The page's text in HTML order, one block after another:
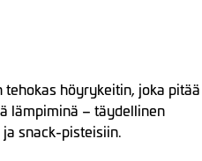
höyrykeitin, joka pitää
lämpiminä – täydellinen
snack-pisteisiin.